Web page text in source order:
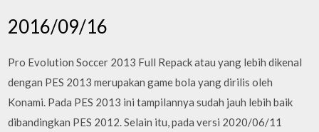
2016/09/16
Pro Evolution Soccer 2013 Full Repack atau yang lebih dikenal
dengan PES 2013 merupakan game bola yang dirilis oleh
Konami. Pada PES 2013 ini tampilannya sudah jauh lebih baik
dibandingkan PES 2012. Selain itu, pada versi 2020/06/11